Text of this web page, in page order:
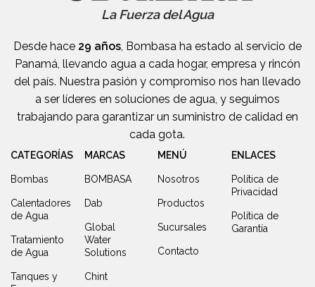
La Fuerza del Agua
Desde hace 29 años, Bombasa ha estado al servicio de
Panamá, llevando agua a cada hogar, empresa y rincón
del país. Nuestra pasión y compromiso nos han llevado
a ser líderes en soluciones de agua, y seguimos
trabajando para garantizar un suministro de calidad en
cada gota.
CATEGORÍAS
Bombas
Calentadores
de Agua
Tratamiento
de Agua
Tanques y
MARCAS
BOMBASA
Dab
Global
Water
Solutions
Chint
MENÚ
Nosotros
Productos
Sucursales
Contacto
ENLACES
Política de
Privacidad
Política de
Garantía